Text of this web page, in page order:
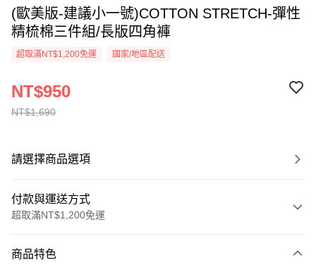
(歐美版-建議小一號)COTTON STRETCH-彈性
精梳棉三件組/長版四角褲
超取滿NT$1,200免運 國家/地區配送
NT$1,690
NT$950
請選擇商品選項
付款與運送方式
超取滿NT$1,200免運
信用卡一次付款
商品特色